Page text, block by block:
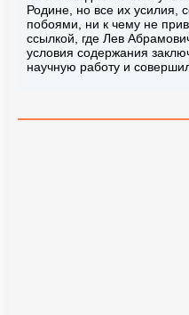
Родине, но все их усилия,
побоями, ни к чему не
ссылкой, где Лев
условия содержания
научную работу и